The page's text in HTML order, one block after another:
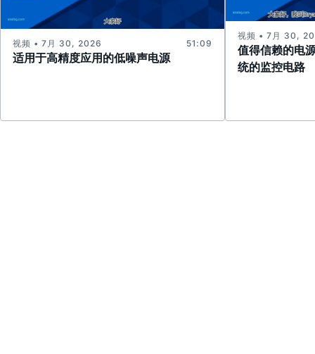
适用于高精度应用的低噪声电源
视频 • 7月 30, 2026 51:09
值得信赖的电
统的监控电路
视频 • 7月 30,